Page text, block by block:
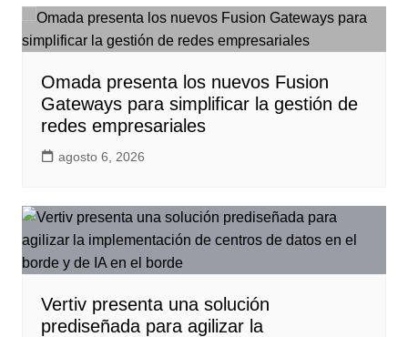
Omada presenta los nuevos Fusion
Gateways para simplificar la gestión de
redes empresariales
agosto 6, 2026
Vertiv presenta una solución
prediseñada para agilizar la